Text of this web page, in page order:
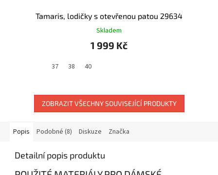
Tamaris, lodičky s otevřenou patou 29634
Skladem
1 999 Kč
37 38 40
ZOBRAZIT VŠECHNY SOUVISEJÍCÍ PRODUKTY
Popis Podobné (8) Diskuze Značka
Detailní popis produktu